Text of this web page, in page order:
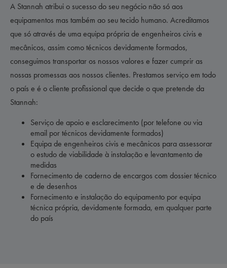
A Stannah atribui o sucesso do seu negócio não só aos
equipamentos mas também ao seu tecido humano. Acreditamos
que só através de uma equipa própria de engenheiros civis e
mecânicos, assim como técnicos devidamente formados,
conseguimos transportar os nossos valores e fazer cumprir as
nossas promessas aos nossos clientes. Prestamos serviço em todo
o país e é o cliente profissional que decide o que pretende da
Stannah:
Serviço de apoio e esclarecimento (por telefone ou via
email por técnicos devidamente formados)
Equipa de engenheiros civis e mecânicos para assessorar
o estudo de viabilidade à instalação e levantamento de
medidas
Fornecimento de caderno de encargos com dossier técnico
e de desenhos
Fornecimento e instalação do equipamento por equipa
técnica própria, devidamente formada, em qualquer parte
do país